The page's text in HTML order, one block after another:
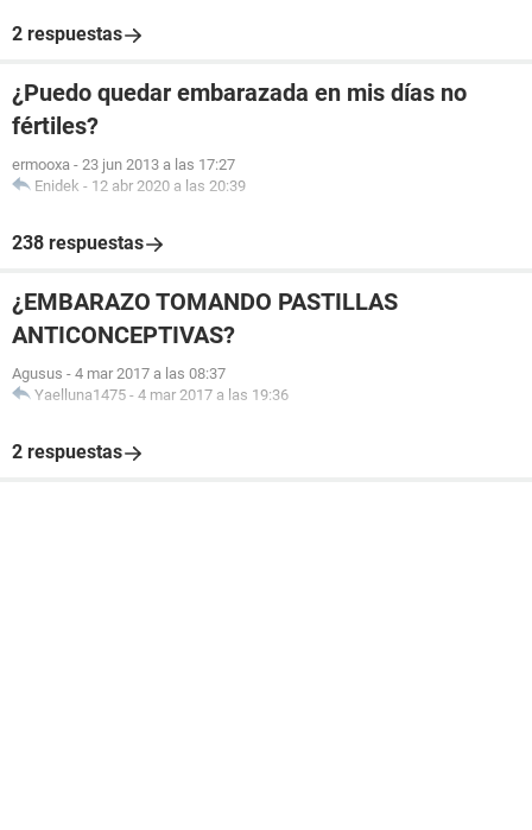
2 respuestas
¿Puedo quedar embarazada en mis días no
fértiles?
ermooxa - 23 jun 2013 a las 17:27
Enidek - 12 abr 2020 a las 20:39
238 respuestas
¿EMBARAZO TOMANDO PASTILLAS
ANTICONCEPTIVAS?
Agusus - 4 mar 2017 a las 08:37
Yaelluna1475 - 4 mar 2017 a las 19:36
2 respuestas